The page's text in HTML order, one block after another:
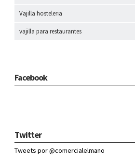
Vajilla hosteleria
vajilla para restaurantes
Facebook
Twitter
Tweets por @comercialelmano